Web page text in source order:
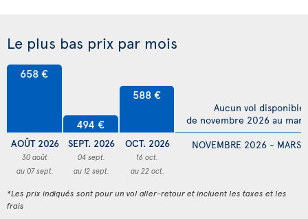
Le plus bas prix par mois
658 €
AOÛT 2026
30 août
au 07 sept.
494 €
SEPT. 2026
04 sept.
au 12 sept.
588 €
OCT. 2026
16 oct.
au 22 oct.
NOVEMBRE 2026 - MARS
Aucun vol disponible
de novembre 2026 au
*Les prix indiqués sont pour un vol aller-retour et incluent les taxes et les
frais